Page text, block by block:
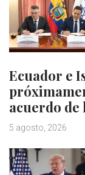
Ecuador e
acuerdo
5 agosto, 2026